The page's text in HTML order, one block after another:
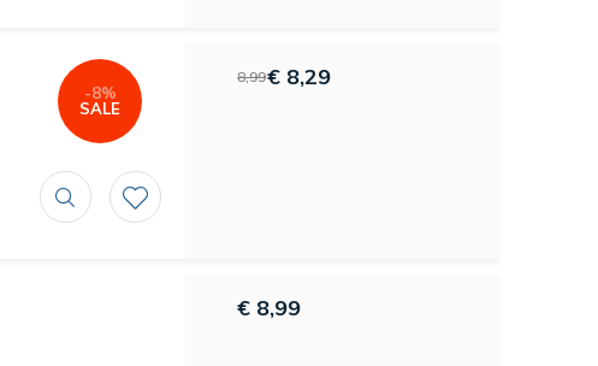
8,99€ 8,29
-8%
SALE
€ 8,99